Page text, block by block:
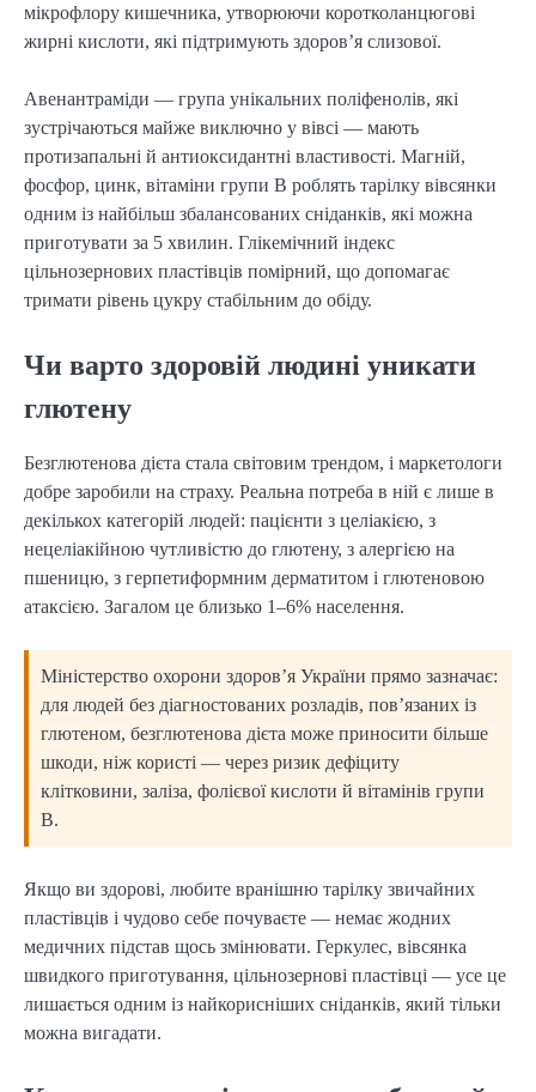
мікрофлору кишечника, утворюючи коротколанцюгові
жирні кислоти, які підтримують здоров’я слизової.
Авенантраміди — група унікальних поліфенолів, які
зустрічаються майже виключно у вівсі — мають
протизапальні й антиоксидантні властивості. Магній,
фосфор, цинк, вітаміни групи В роблять тарілку вівсянки
одним із найбільш збалансованих сніданків, які можна
приготувати за 5 хвилин. Глікемічний індекс
цільнозернових пластівців помірний, що допомагає
тримати рівень цукру стабільним до обіду.
Чи варто здоровій людині уникати
глютену
Безглютенова дієта стала світовим трендом, і маркетологи
добре заробили на страху. Реальна потреба в ній є лише в
декількох категорій людей: пацієнти з целіакією, з
нецеліакійною чутливістю до глютену, з алергією на
пшеницю, з герпетиформним дерматитом і глютеновою
атаксією. Загалом це близько 1–6% населення.
Міністерство охорони здоров’я України прямо зазначає:
для людей без діагностованих розладів, пов’язаних із
глютеном, безглютенова дієта може приносити більше
шкоди, ніж користі — через ризик дефіциту
клітковини, заліза, фолієвої кислоти й вітамінів групи
В.
Якщо ви здорові, любите вранішню тарілку звичайних
пластівців і чудово себе почуваєте — немає жодних
медичних підстав щось змінювати. Геркулес, вівсянка
швидкого приготування, цільнозернові пластівці — усе це
лишається одним із найкорисніших сніданків, який тільки
можна вигадати.